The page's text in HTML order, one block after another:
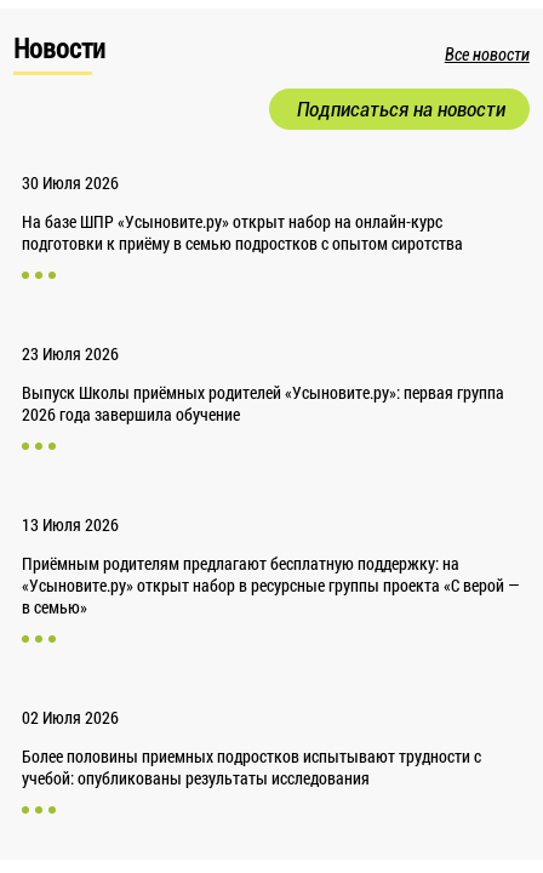
Новости Все новости
Подписаться на новости
30 Июля 2026
На базе ШПР «Усыновите.ру» открыт набор на онлайн-курс
подготовки к приёму в семью подростков с опытом сиротства
23 Июля 2026
Выпуск Школы приёмных родителей «Усыновите.ру»: первая группа
2026 года завершила обучение
13 Июля 2026
Приёмным родителям предлагают бесплатную поддержку: на
«Усыновите.ру» открыт набор в ресурсные группы проекта «С верой —
в семью»
02 Июля 2026
Более половины приемных подростков испытывают трудности с
учебой: опубликованы результаты исследования